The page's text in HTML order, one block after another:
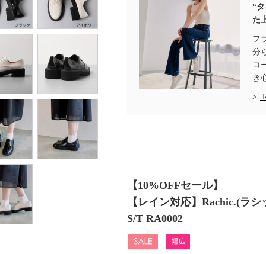
“
た
フ
分
コ
き
【10%OFFセール】
【レイン対応】Rachic.(ラ
S/T RA0002